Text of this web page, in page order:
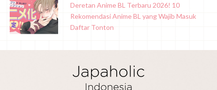
Deretan Anime BL Terbaru 2026! 10
Rekomendasi Anime BL yang Wajib Masuk
Daftar Tonton